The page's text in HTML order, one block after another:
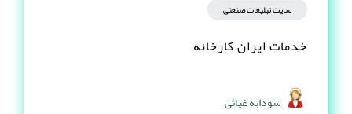
سایت تبلیغات صنعتی
خدمات ایران کارخانه
سودابه غیاثی